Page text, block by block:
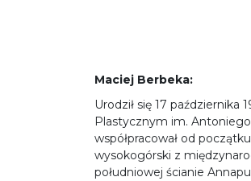
Maciej Berbeka:
Urodził się 17
Plastycznym im.
współpracował od
wysokogórski z
południowej ścianie